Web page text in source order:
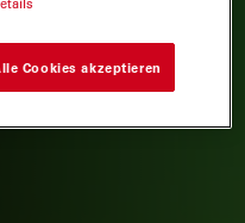
Cookies akzeptieren